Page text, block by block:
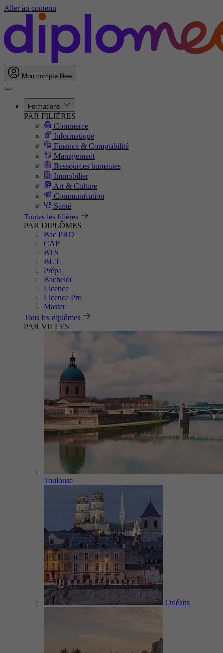
Aller au contenu
Mon compte New
Formations
PAR FILIÈRES
Commerce
Informatique
Finance & Comptabilité
Management
Ressources humaines
Immobilier
Art & Culture
Communication
Santé
Toutes les filières
PAR DIPLÔMES
Bac PRO
CAP
BTS
BUT
Prépa
Bachelor
Licence
Licence Pro
Master
Tous les diplômes
PAR VILLES
Toulouse
Orléans